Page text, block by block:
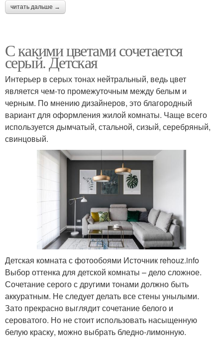
читать дальше →
С какими цветами сочетается
серый. Детская
Интерьер в серых тонах нейтральный, ведь цвет
является чем-то промежуточным между белым и
черным. По мнению дизайнеров, это благородный
вариант для оформления жилой комнаты. Чаще всего
используется дымчатый, стальной, сизый, серебряный,
свинцовый.
Детская комната с фотообоями Источник rehouz.info
Выбор оттенка для детской комнаты – дело сложное.
Сочетание серого с другими тонами должно быть
аккуратным. Не следует делать все стены унылыми.
Зато прекрасно выглядит сочетание белого и
сероватого. Но не стоит использовать насыщенную
белую краску, можно выбрать бледно-лимонную.